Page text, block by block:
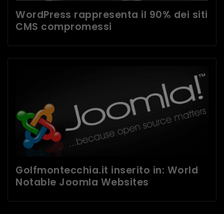
WordPress rappresenta il 90% dei siti
CMS compromessi
Golfmontecchia.it inserito in: World
Notable Joomla Websites